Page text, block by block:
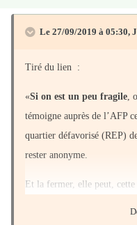
Le 27/09/2019 à 05:30,
Tiré du lien :
«Si on est un peu fragile,
témoigne auprès de l’AFP
quartier défavorisé (REP)
rester anonyme.
Et la fermer, elle peut, cette